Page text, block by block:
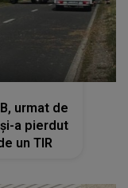
urmat de
a pierdut
un TIR